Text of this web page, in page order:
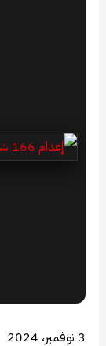
3 نوفمبر، 2024